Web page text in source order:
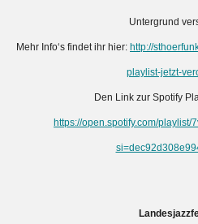
Untergrund
Mehr Info‘s findet ihr hier: http://
playlist-jetzt-
Den Link zur Spotify
https://open.spotify.com/playlist/